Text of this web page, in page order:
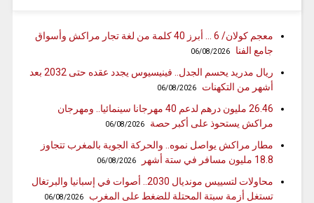
معجم كولان/ 6 … أبرز 40 كلمة من لغة تجار مراكش وأسواق
جامع الفنا
06/08/2026
ريال مدريد يحسم الجدل.. فينيسيوس يجدد عقده حتى 2032 بعد
أشهر من التكهنات
06/08/2026
26.46 مليون درهم لدعم 40 مهرجانا سينمائيا.. ومهرجان
مراكش يستحوذ على أكبر حصة
06/08/2026
مطار مراكش يواصل نموه.. والحركة الجوية بالمغرب تتجاوز
18.8 مليون مسافر في ستة أشهر
06/08/2026
محاولات لتسييس مونديال 2030.. أصوات في إسبانيا والبرتغال
تستغل أزمة سبتة المحتلة للضغط على المغرب
06/08/2026